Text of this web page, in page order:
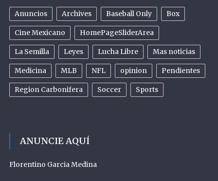
Anuncios Archives Baseball Only Box
Cine Mexicano HomePageSliderArea
La Semilla Leyes Lucha Libre Mas noticias
Medicina MLB NFL opinion Pendientes
Region Carbonifera Soccer Sports
ANUNCIE AQUÍ
Florentino Garcia Medina